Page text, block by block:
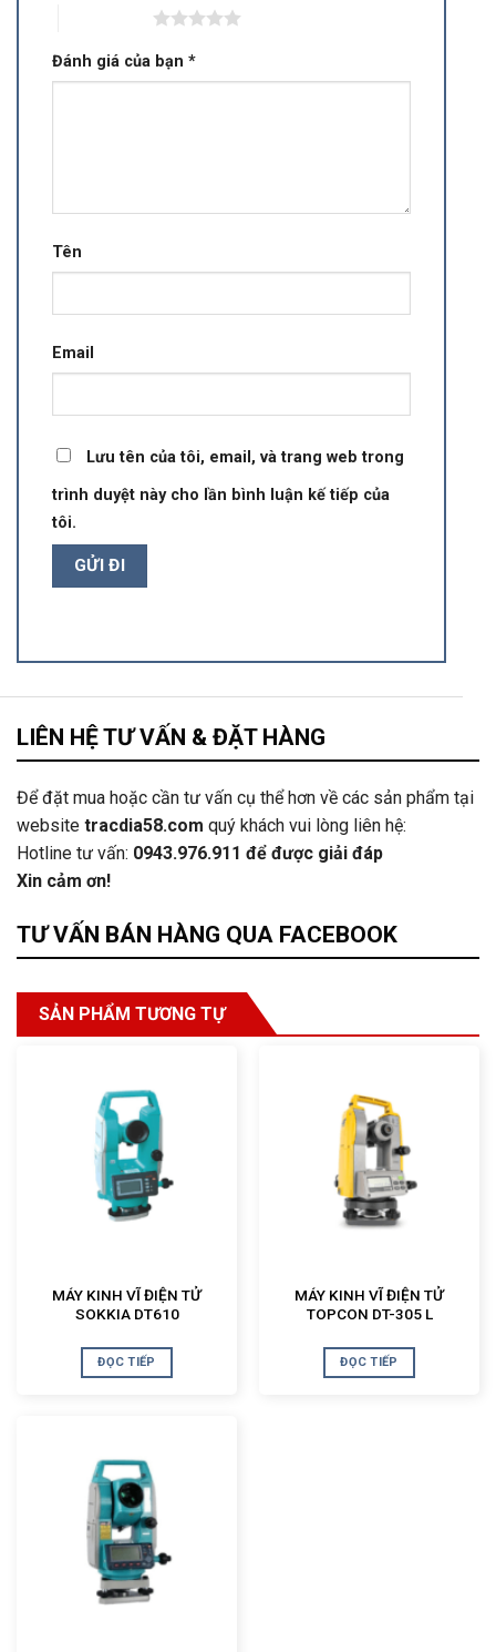
Đánh giá của bạn *
Tên
Email
Lưu tên của tôi, email, và trang web trong
trình duyệt này cho lần bình luận kế tiếp của
tôi.
LIÊN HỆ TƯ VẤN & ĐẶT HÀNG
Để đặt mua hoặc cần tư vấn cụ thể hơn về các sản phẩm tại
website tracdia58.com quý khách vui lòng liên hệ:
Hotline tư vấn: 0943.976.911 để được giải đáp
Xin cảm ơn!
TƯ VẤN BÁN HÀNG QUA FACEBOOK
SẢN PHẨM TƯƠNG TỰ
MÁY KINH VĨ ĐIỆN TỬ
SOKKIA DT610
ĐỌC TIẾP
MÁY KINH VĨ ĐIỆN TỬ
TOPCON DT-305 L
ĐỌC TIẾP